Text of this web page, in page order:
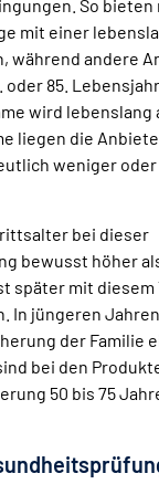
So bieten
mit einer
während andere
oder 85.
wird lebenslang
liegen die
weniger
bei dieser
bewusst höher
später mit diesem
In jüngeren
der Familie
bei den
50 bis 75